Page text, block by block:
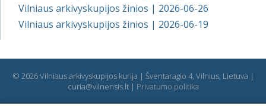
Vilniaus arkivyskupijos žinios | 2026-06-26
Vilniaus arkivyskupijos žinios | 2026-06-19
© 2026 Vilniaus arkivyskupijos kurija | Šventaragio 4, Vilnius, Lietuva |
curia@vilnensis.lt | Privatumo politika